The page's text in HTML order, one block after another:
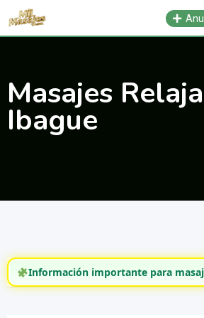
Saltar
Masajes
Ibague
Información importante para